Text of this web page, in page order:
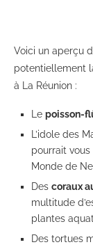
Voici un aperçu
potentiellement
à La Réunion :
Le poisson-
L’idole des
pourrait
Monde de
Des coraux
multitude
plantes
Des tortues